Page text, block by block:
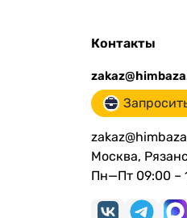
Контакты
Москва,
Пн—Пт 09:00 –